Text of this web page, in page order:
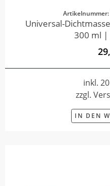
Artikelnummer:
Universal-
300 ml |
inkl.
zzgl.
IN DEN